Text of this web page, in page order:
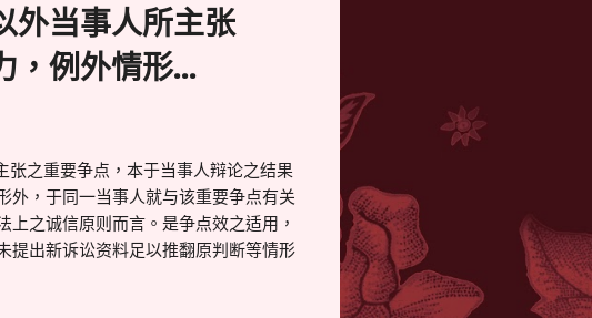
外当事人所主张
，例外情形...
之重要争点，本于当事人辩论之结果
外，于同一当事人就与该重要争点有关
之诚信原则而言。是争点效之适用，
提出新诉讼资料足以推翻原判断等情形